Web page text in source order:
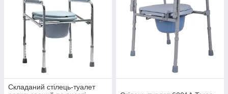
Складаний стілець-туалет